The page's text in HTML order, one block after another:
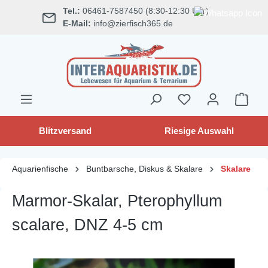
springen Tel.: 06461-7587450 (8:30-12:30 Uhr)
E-Mail: info@zierfisch365.de
Blitzversand Riesige Auswahl
Aquarienfische Buntbarsche, Diskus & Skalare Skalare
Marmor-Skalar, Pterophyllum
scalare, DNZ 4-5 cm
Bildergalerie überspringen